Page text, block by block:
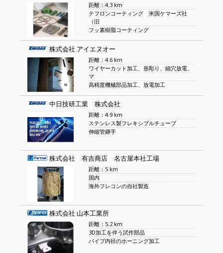
距離：4.3 km
テフロンコーティング 米国ケマーズ社
（旧
フッ素樹脂コーティング
株式会社 アイエヌオー
距離：4.6 km
ワイヤーカット加工、形彫り、細穴放電、
マ
高精度機械部品加工、放電加工
中日技研工業 株式会社
距離：4.9 km
ステンレス製フレキシブルチューブ
伸縮管継手
株式会社 有吉商店 名古屋本社工場
距離：5 km
国内
海外フレコンの自社製造
株式会社 山本工業所
距離：5.2 km
3D加工を伴う試作部品
パイプ内径のホーニング加工